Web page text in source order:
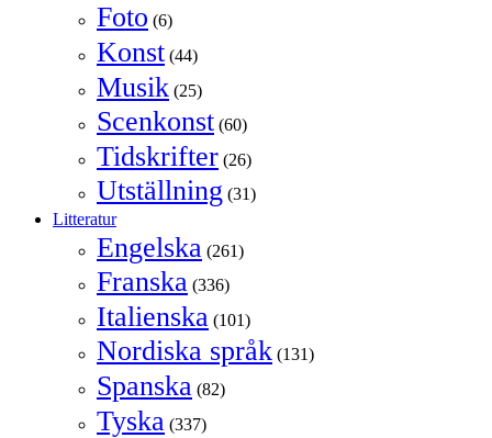
Foto (6)
Konst (44)
Musik (25)
Scenkonst (60)
Tidskrifter (26)
Utställning (31)
Litteratur
Engelska (261)
Franska (336)
Italienska (101)
Nordiska språk (131)
Spanska (82)
Tyska (337)